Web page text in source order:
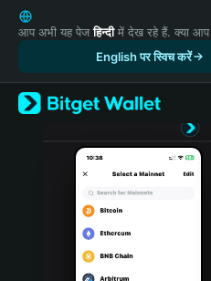
English
日本語
Русский
Español (Latinoamérica)
Türkçe
Português (Portugal)
Bahasa Indonesia
आप अभी यह पेजहिन्दीमें देख रहे हैं. क्या आप
English पर स्विच करें